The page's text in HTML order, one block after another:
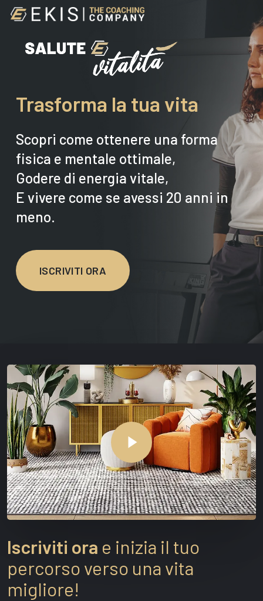
Skip
content
Trasforma la tua vita
Scopri come ottenere una forma
fisica e mentale ottimale,
Godere di energia vitale,
E vivere come se avessi 20 anni in
meno.
ISCRIVITI ORA
Play Video
Iscriviti ora e inizia il tuo
percorso verso una vita
migliore!